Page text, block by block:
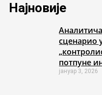
Најновије
сценарио
потпуне
јануар 3, 2026